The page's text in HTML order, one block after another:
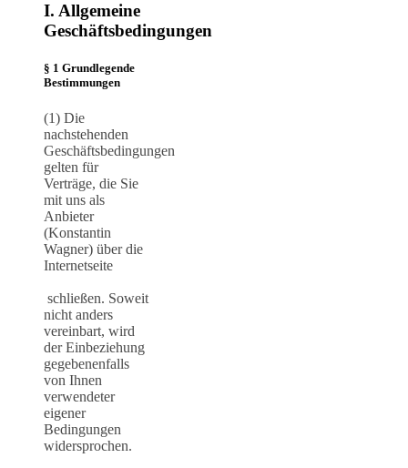
I. Allgemeine
Geschäftsbedingungen
§ 1 Grundlegende
Bestimmungen
(1) Die
nachstehenden
Geschäftsbedingungen
gelten für
Verträge, die Sie
mit uns als
Anbieter
(Konstantin
Wagner) über die
Internetseite
schließen. Soweit
nicht anders
vereinbart, wird
der Einbeziehung
gegebenenfalls
von Ihnen
verwendeter
eigener
Bedingungen
widersprochen.